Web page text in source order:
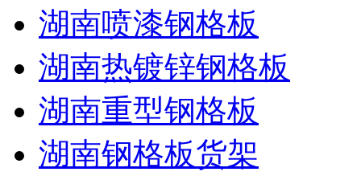
湖南喷漆钢格板
湖南热镀锌钢格板
湖南重型钢格板
湖南钢格板货架